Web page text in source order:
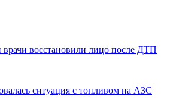
восстановили лицо после ДТП
ситуация с топливом на АЗС